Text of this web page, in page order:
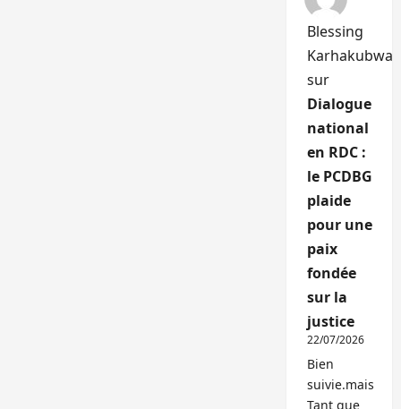
Blessing
Karhakubwa
sur
Dialogue
national
en RDC :
le PCDBG
plaide
pour une
paix
fondée
sur la
justice
22/07/2026
Bien
suivie.mais
Tant que